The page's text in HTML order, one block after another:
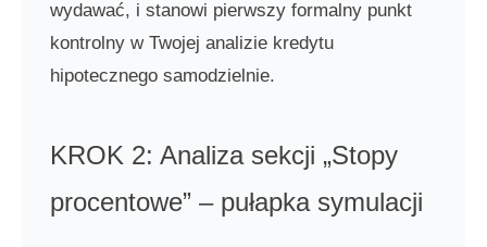
wydawać, i stanowi pierwszy formalny punkt
kontrolny w Twojej analizie kredytu
hipotecznego samodzielnie.
KROK 2: Analiza sekcji „Stopy
procentowe” – pułapka symulacji